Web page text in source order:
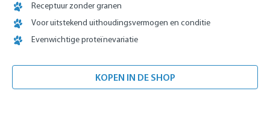
Receptuur zonder granen
Voor uitstekend uithoudingsvermogen en conditie
Evenwichtige proteïnevariatie
KOPEN IN DE SHOP